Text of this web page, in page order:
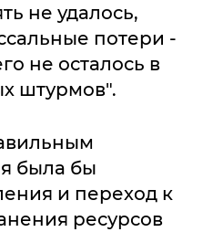
не удалось,
потери -
не осталось в
штурмов".
была бы
и переход к
ресурсов